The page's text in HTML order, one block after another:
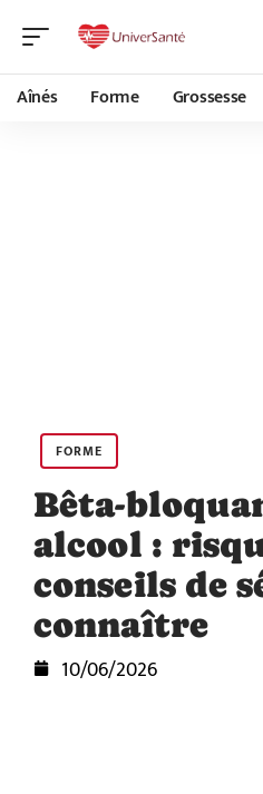
Aînés Forme Grossesse
FORME
Bêta-
alcool :
conseils de
connaître
10/06/2026